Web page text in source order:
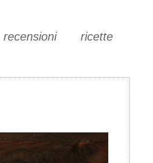
recensioni ricette